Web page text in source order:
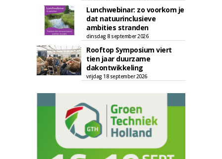
Lunchwebinar: zo voorkom je
dat natuurinclusieve
ambities stranden
dinsdag 8 september 2026
Rooftop Symposium viert
tien jaar duurzame
dakontwikkeling
vrijdag 18 september 2026